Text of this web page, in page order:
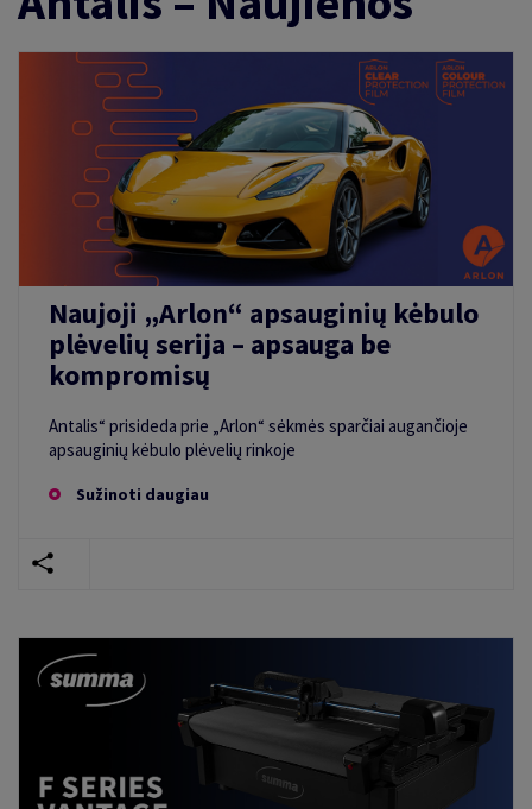
Naujoji „Arlon“ apsauginių kėbulo
plėvelių serija – apsauga be
kompromisų
Antalis“ prisideda prie „Arlon“ sėkmės sparčiai augančioje
apsauginių kėbulo plėvelių rinkoje
Sužinoti daugiau